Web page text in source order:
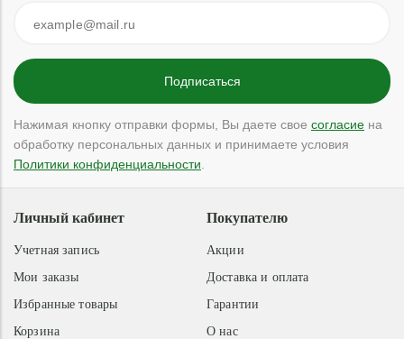
Нажимая кнопку отправки формы, Вы даете свое согласие на
обработку персональных данных и принимаете условия
Политики конфиденциальности
Покупателю
Акции
Доставка и оплата
Гарантии
О нас
Личный кабинет
Учетная запись
Мои заказы
Избранные товары
Корзина